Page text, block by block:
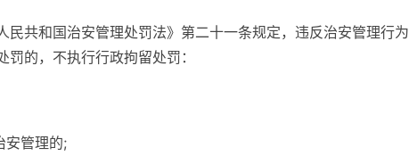
民共和国治安管理处罚法》第二十一条规定，违反治安管理行为
的，不执行行政拘留处罚：
安管理的;